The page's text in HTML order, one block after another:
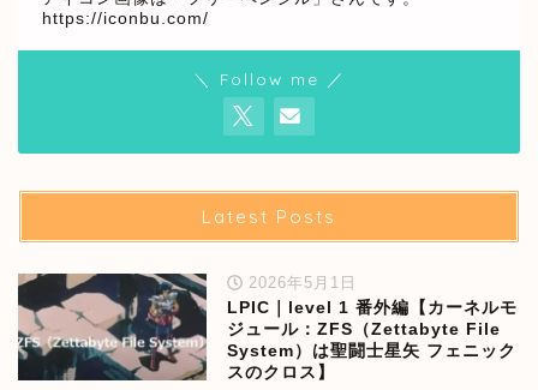
https://iconbu.com/
＼ Follow me ／
Latest Posts
2026年5月1日
LPIC｜level 1 番外編【カーネルモ
ジュール：ZFS（Zettabyte File
System）は聖闘士星矢 フェニック
スのクロス】